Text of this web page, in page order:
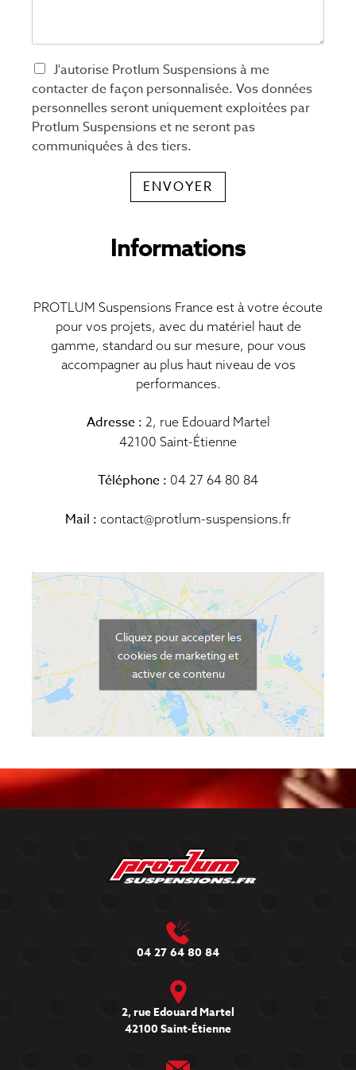
J'autorise Protlum Suspensions à me
contacter de façon personnalisée. Vos données
personnelles seront uniquement exploitées par
Protlum Suspensions et ne seront pas
communiquées à des tiers.
ENVOYER
Informations
PROTLUM Suspensions France est à votre écoute
pour vos projets, avec du matériel haut de
gamme, standard ou sur mesure, pour vous
accompagner au plus haut niveau de vos
performances.
Adresse : 2, rue Edouard Martel
42100 Saint-Étienne
Téléphone : 04 27 64 80 84
Mail : contact@protlum-suspensions.fr
Cliquez pour accepter les
cookies de marketing et
activer ce contenu
04 27 64 80 84
2, rue Edouard Martel
42100 Saint-Étienne